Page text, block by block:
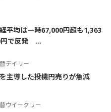
経平均は一時67,000円超も1,363
円で反発 ...
デイリー
を主導した投機円売りが急減
ウイークリー